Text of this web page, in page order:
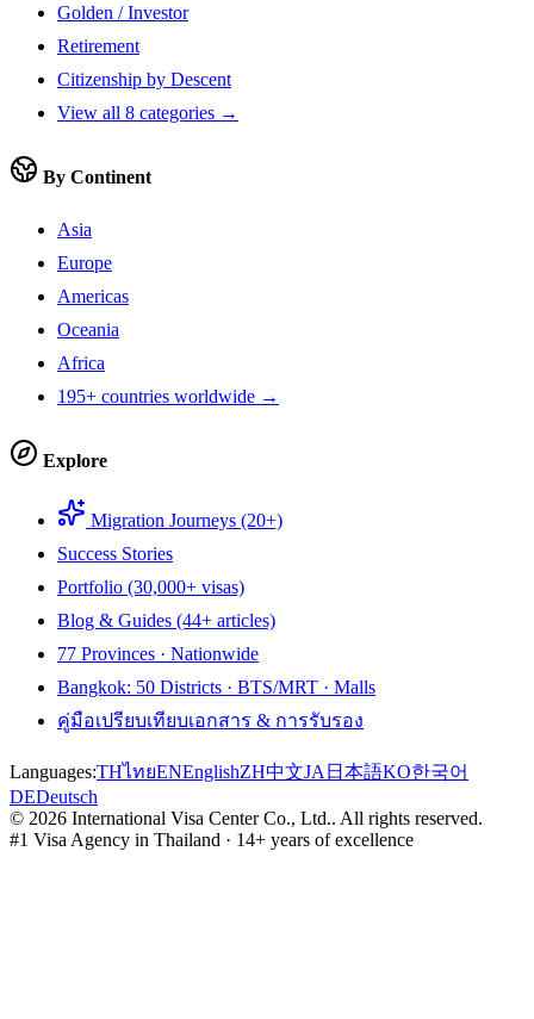
Golden / Investor
Retirement
Citizenship by Descent
View all 8 categories →
By Continent
Asia
Europe
Americas
Oceania
Africa
195+ countries worldwide →
Explore
Migration Journeys (20+)
Success Stories
Portfolio (30,000+ visas)
Blog & Guides (44+ articles)
77 Provinces · Nationwide
Bangkok: 50 Districts · BTS/MRT · Malls
คู่มือเปรียบเทียบเอกสาร & การรับรอง
Languages:THไทยENEnglishZH中文JA 日本語KO한국어
DEDeutsch
© 2026 International Visa Center Co., Ltd.. All rights reserved.
#1 Visa Agency in Thailand · 14+ years of excellence